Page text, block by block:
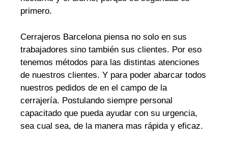
primero.
Cerrajeros Barcelona piensa no solo en sus
trabajadores sino también sus clientes. Por eso
tenemos métodos para las distintas atenciones
de nuestros clientes. Y para poder abarcar todos
nuestros pedidos de en el campo de la
cerrajería. Postulando siempre personal
capacitado que pueda ayudar con su urgencia,
sea cual sea, de la manera mas rápida y eficaz.